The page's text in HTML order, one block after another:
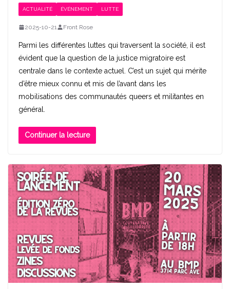
ACTUALITÉ ÉVÉNEMENT LUTTE
2025-10-21 Front Rose
Parmi les différentes luttes qui traversent la société, il est
évident que la question de la justice migratoire est
centrale dans le contexte actuel. C’est un sujet qui mérite
d’être mieux connu et mis de l’avant dans les
mobilisations des communautés queers et militantes en
général.
Continuer la lecture